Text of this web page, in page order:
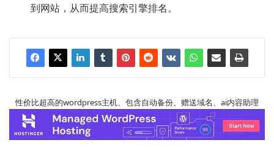
到网站，从而提高搜索引擎排名。
性价比超高的wordpress主机、包含自动备份、赠送域名、ai内容助理